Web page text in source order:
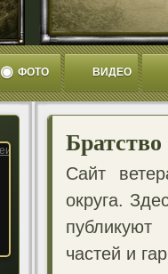
◉ ФОТО ВИДЕО
Сайт
округа.
частей и